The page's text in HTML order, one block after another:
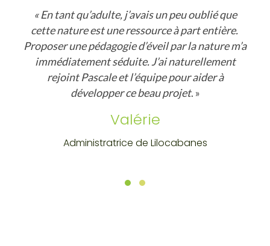
« En tant qu’adulte, j’avais un peu oublié que
cette nature est une ressource à part entière.
Proposer une pédagogie d’éveil par la nature m’a
immédiatement séduite. J’ai naturellement
rejoint Pascale et l’équipe pour aider à
développer ce beau projet. »
Valérie
Administratrice de Lilocabanes